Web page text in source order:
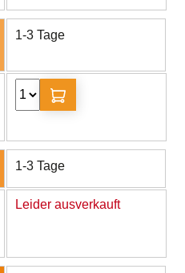
1-3 Tage
1-3 Tage
Leider ausverkauft